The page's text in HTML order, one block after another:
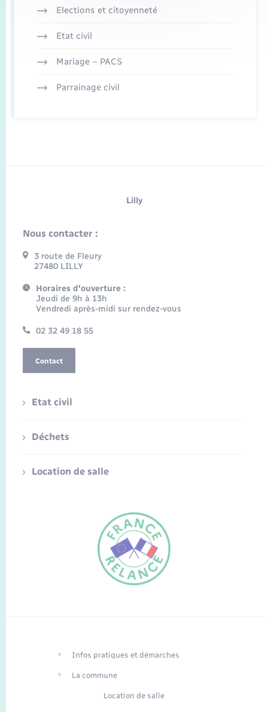
Traduction du
Elections et citoyenneté
Etat civil
Mariage – PACS
Parrainage civil
Lilly
Nous contacter :
3 route de Fleury
27480 LILLY
Horaires d'ouverture :
Jeudi de 9h à 13h
Vendredi après-midi sur rendez-vous
02 32 49 18 55
Contact
Etat civil
Déchets
Location de salle
Infos pratiques et démarches
La commune
Location de salle